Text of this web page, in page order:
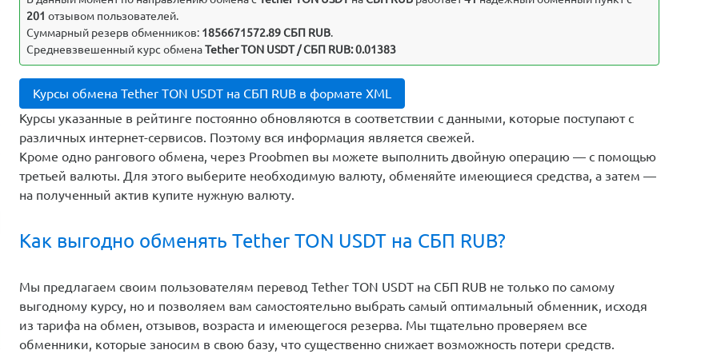
201 отзывом пользователей.
Суммарный резерв обменников: 1856671572.89 СБП RUB.
Средневзвешенный курс обменаTether TON USDT / СБП RUB: 0.01383
Курсы обмена Tether TON USDT на СБП RUB в формате XML
Курсы указанные в рейтинге постоянно обновляются в соответствии с данными, которые поступают с
различных интернет-сервисов. Поэтому вся информация является свежей.
Кроме одно рангового обмена, через Proobmen вы можете выполнить двойную операцию — с помощью
третьей валюты. Для этого выберите необходимую валюту, обменяйте имеющиеся средства, а затем —
на полученный актив купите нужную валюту.
Как выгодно обменять Tether TON USDT на СБП RUB?
Мы предлагаем своим пользователям перевод Tether TON USDT на СБП RUB не только по самому
выгодному курсу, но и позволяем вам самостоятельно выбрать самый оптимальный обменник, исходя
из тарифа на обмен, отзывов, возраста и имеющегося резерва. Мы тщательно проверяем все
обменники, которые заносим в свою базу, что существенно снижает возможность потери средств.